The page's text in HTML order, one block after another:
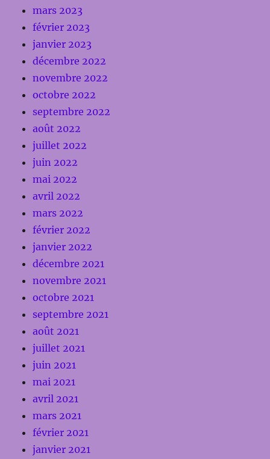
mars 2023
février 2023
janvier 2023
décembre 2022
novembre 2022
octobre 2022
septembre 2022
août 2022
juillet 2022
juin 2022
mai 2022
avril 2022
mars 2022
février 2022
janvier 2022
décembre 2021
novembre 2021
octobre 2021
septembre 2021
août 2021
juillet 2021
juin 2021
mai 2021
avril 2021
mars 2021
février 2021
janvier 2021